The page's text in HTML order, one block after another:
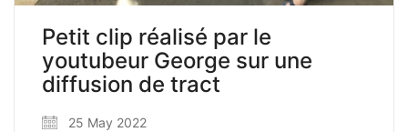
Petit clip réalisé par le
youtubeur George sur une
diffusion de tract
25 May 2022